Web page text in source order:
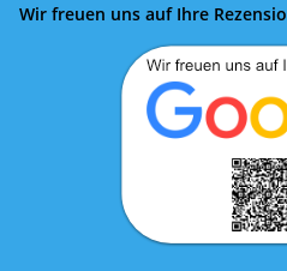
Wir freuen uns auf Ihre